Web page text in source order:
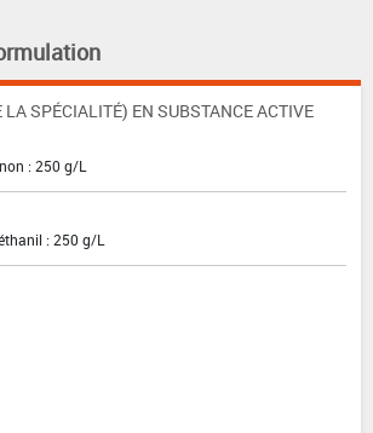
SPÉCIALITÉ) EN SUBSTANCE ACTIVE
: 250 g/L
: 250 g/L